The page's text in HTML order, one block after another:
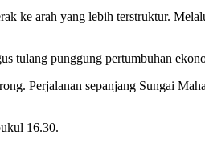
ke arah yang lebih terstruktur.
tulang punggung pertumbuhan
Perjalanan sepanjang Sungai
16.30.